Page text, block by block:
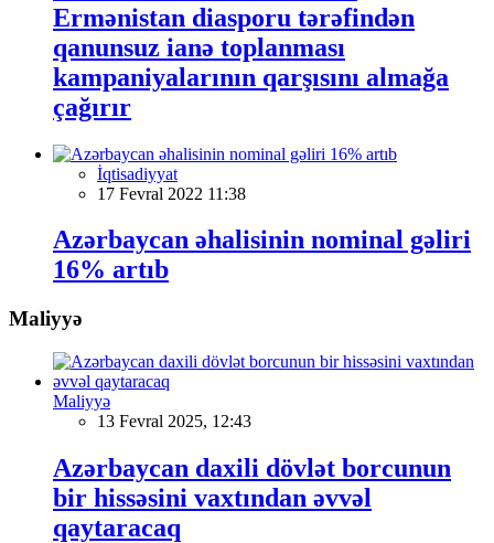
Ermənistan diasporu tərəfindən
qanunsuz ianə toplanması
kampaniyalarının qarşısını almağa
çağırır
İqtisadiyyat
17 Fevral 2022 11:38
Azərbaycan əhalisinin nominal gəliri
16% artıb
Maliyyə
Maliyyə
13 Fevral 2025, 12:43
Azərbaycan daxili dövlət borcunun
bir hissəsini vaxtından əvvəl
qaytaracaq